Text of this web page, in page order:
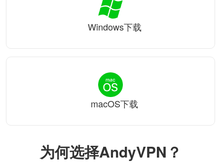
为何选择AndyVPN？
Windows下载
macOS下载